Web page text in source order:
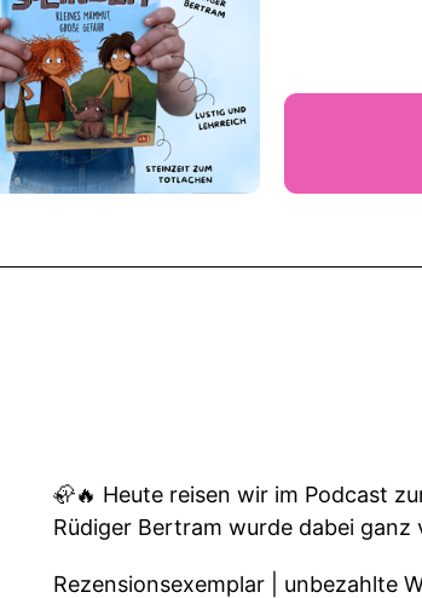
🦣🔥 Heute reisen wir im Podcast
Rüdiger Bertram wurde dabei ganz
Rezensionsexemplar | unbezahlte